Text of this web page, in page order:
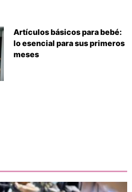
Artículos básicos para bebé:
lo esencial para sus primeros
meses